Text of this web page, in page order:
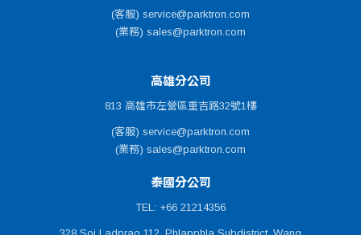
(客服) service@parktron.com
(業務) sales@parktron.com
高雄分公司
813 高雄市左營區重吉路32號1樓
(客服) service@parktron.com
(業務) sales@parktron.com
泰國分公司
TEL: +66 21214356